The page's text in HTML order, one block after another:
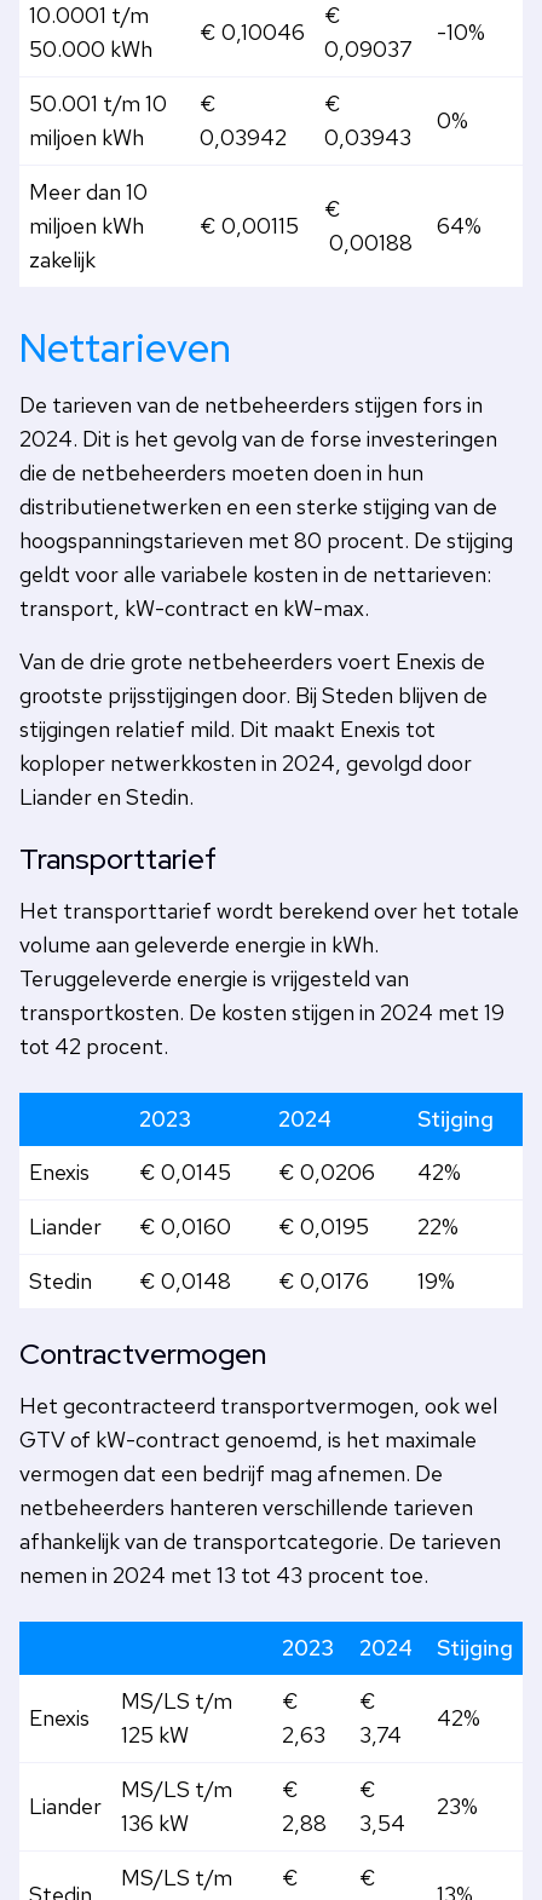
10.0001 t/m
50.000 kWh
€ 0,10046
€
0,09037
-10%
50.001 t/m 10
miljoen kWh
€
0,03942
€
0,03943
0%
Meer dan 10
miljoen kWh
zakelijk
€ 0,00115
€
0,00188
64%
Nettarieven
De tarieven van de netbeheerders stijgen fors in
2024. Dit is het gevolg van de forse investeringen
die de netbeheerders moeten doen in hun
distributienetwerken en een sterke stijging van de
hoogspanningstarieven met 80 procent. De stijging
geldt voor alle variabele kosten in de nettarieven:
transport, kW-contract en kW-max.
Van de drie grote netbeheerders voert Enexis de
grootste prijsstijgingen door. Bij Steden blijven de
stijgingen relatief mild. Dit maakt Enexis tot
koploper netwerkkosten in 2024, gevolgd door
Liander en Stedin.
Transporttarief
Het transporttarief wordt berekend over het totale
volume aan geleverde energie in kWh.
Teruggeleverde energie is vrijgesteld van
transportkosten. De kosten stijgen in 2024 met 19
tot 42 procent.
2023 2024
Stijging
Enexis
€ 0,0145 € 0,0206
42%
Liander
€ 0,0160 € 0,0195
22%
Stedin
€ 0,0148 € 0,0176 19%
Contractvermogen
Het gecontracteerd transportvermogen, ook wel
GTV of kW-contract genoemd, is het maximale
vermogen dat een bedrijf mag afnemen. De
netbeheerders hanteren verschillende tarieven
afhankelijk van de transportcategorie. De tarieven
nemen in 2024 met 13 tot 43 procent toe.
2023 2024 Stijging
Enexis
MS/LS t/m
125 kW
€
2,63
€
3,74
42%
Liander
MS/LS t/m
136 kW
€
2,88
€
3,54
23%
MS/LS t/m
€
€